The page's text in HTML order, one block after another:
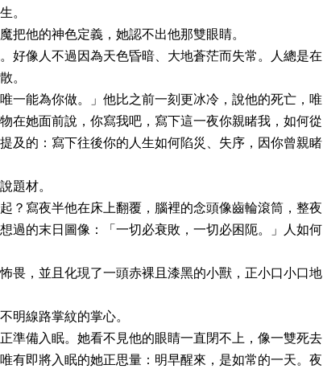
。
把他的神色定義，她認不出他那雙眼睛。
好像人不過因為天色昏暗、大地蒼茫而失常。人總是在
。
一能為你做。」他比之前一刻更冰冷，說他的死亡，唯
在她面前說，你寫我吧，寫下這一夜你親睹我，如何從
及的：寫下往後你的人生如何陷災、失序，因你曾親睹
題材。
？寫夜半他在床上翻覆，腦裡的念頭像齒輪滾筒，整夜
過的末日圖像：「一切必衰敗，一切必困阨。」人如何
畏，並且化現了一頭赤裸且漆黑的小獸，正小口小口地
明線路掌紋的掌心。
準備入眠。她看不見他的眼睛一直閉不上，像一雙死去
有即將入眠的她正思量：明早醒來，是如常的一天。夜